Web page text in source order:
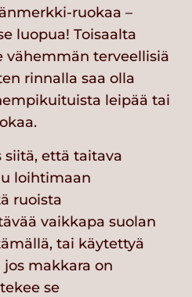
ruokaa –
luopua! Toisaalta
vähemmän terveellisiä
rinnalla saa olla
leipää tai
siitä, että taitava
loihtimaan
ruoista
vaikkapa suolan
tai käytettyä
makkara on
se